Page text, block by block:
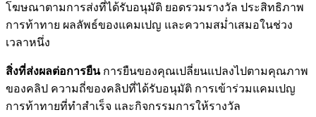
โฆษณาตามการส่งที่ได้รับอนุมัติ ยอดรวมรางวัล ประสิทธิภาพ
การท้าทาย ผลลัพธ์ของแคมเปญ และความสม่ำเสมอในช่วง
เวลาหนึ่ง
สิ่งที่ส่งผลต่อการยืนการยืนของคุณเปลี่ยนแปลงไปตามคุณภาพ
ของคลิป ความถี่ของคลิปที่ได้รับอนุมัติ การเข้าร่วมแคมเปญ
การท้าทายที่ทำสำเร็จ และกิจกรรมการให้รางวัล